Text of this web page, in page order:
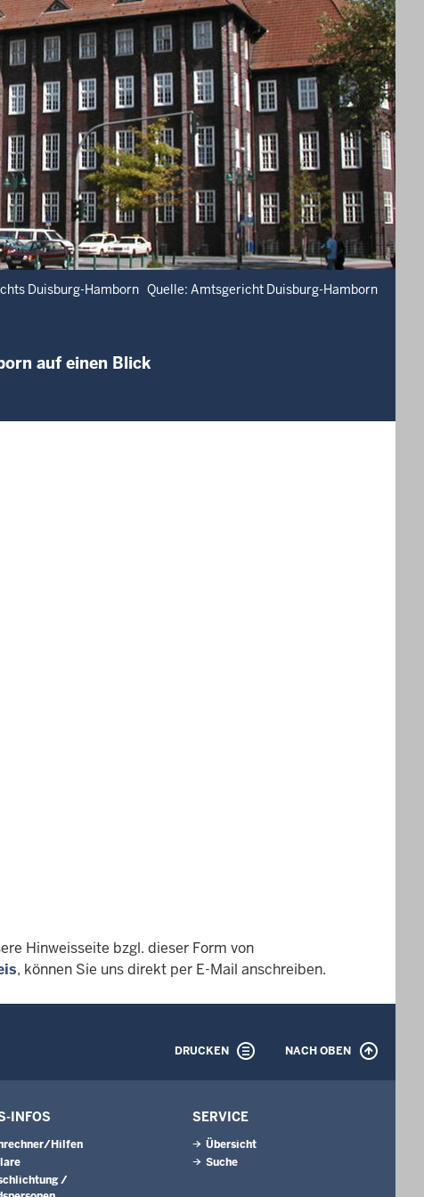
Duisburg-Hamborn Quelle: Amtsgericht Duisburg-Hamborn
auf einen Blick
Hinweisseite bzgl. dieser Form von
, können Sie uns direkt per E-Mail anschreiben.
DRUCKEN NACH OBEN
INFOS
Hilfen
/
SERVICE
Übersicht
Suche